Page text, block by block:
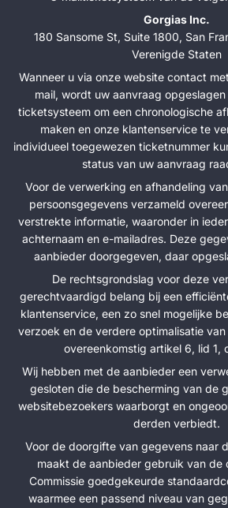
Gorgias Inc.
180 Sansome St, Suite 1800, San
Verenigde Staten
Wanneer u via onze website contact
mail, wordt uw aanvraag
ticketsysteem om een chronologische
maken en onze klantenservice te
individueel toegewezen ticketnummer
status van uw aanvraag
Voor de verwerking en afhandeling
persoonsgegevens verzameld
verstrekte informatie, waaronder in
achternaam en e-mailadres. Deze
aanbieder doorgegeven, daar
De rechtsgrondslag voor deze
gerechtvaardigd belang bij een
klantenservice, een zo snel mogelijke
verzoek en de verdere optimalisatie
overeenkomstig artikel 6, lid 1,
Wij hebben met de aanbieder een
gesloten die de bescherming van de
websitebezoekers waarborgt en
derden verbiedt.
Voor de doorgifte van gegevens naar
maakt de aanbieder gebruik van de
Commissie goedgekeurde
waarmee een passend niveau van